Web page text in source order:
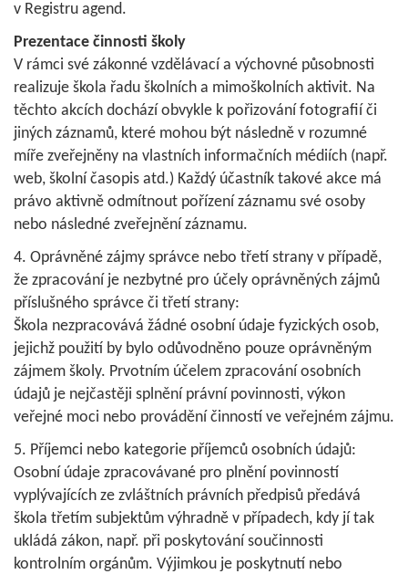
v Registru agend.
Prezentace činnosti školy
V rámci své zákonné vzdělávací a výchovné působnosti
realizuje škola řadu školních a mimoškolních aktivit. Na
těchto akcích dochází obvykle k pořizování fotografií či
jiných záznamů, které mohou být následně v rozumné
míře zveřejněny na vlastních informačních médiích (např.
web, školní časopis atd.) Každý účastník takové akce má
právo aktivně odmítnout pořízení záznamu své osoby
nebo následné zveřejnění záznamu.
4. Oprávněné zájmy správce nebo třetí strany v případě,
že zpracování je nezbytné pro účely oprávněných zájmů
příslušného správce či třetí strany:
Škola nezpracovává žádné osobní údaje fyzických osob,
jejichž použití by bylo odůvodněno pouze oprávněným
zájmem školy. Prvotním účelem zpracování osobních
údajů je nejčastěji splnění právní povinnosti, výkon
veřejné moci nebo provádění činností ve veřejném zájmu.
5. Příjemci nebo kategorie příjemců osobních údajů:
Osobní údaje zpracovávané pro plnění povinností
vyplývajících ze zvláštních právních předpisů předává
škola třetím subjektům výhradně v případech, kdy jí tak
ukládá zákon, např. při poskytování součinnosti
kontrolním orgánům. Výjimkou je poskytnutí nebo